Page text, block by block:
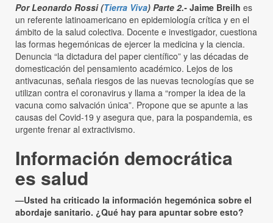
Por Leonardo Rossi (Tierra Viva) Parte 2.- Jaime Breilh es
un referente latinoamericano en epidemiología crítica y en el
ámbito de la salud colectiva. Docente e investigador, cuestiona
las formas hegemónicas de ejercer la medicina y la ciencia.
Denuncia “la dictadura del paper científico” y las décadas de
domesticación del pensamiento académico. Lejos de los
antivacunas, señala riesgos de las nuevas tecnologías que se
utilizan contra el coronavirus y llama a “romper la idea de la
vacuna como salvación única”. Propone que se apunte a las
causas del Covid-19 y asegura que, para la pospandemia, es
urgente frenar al extractivismo.
Información democrática
es salud
—Usted ha criticado la información hegemónica sobre el
abordaje sanitario. ¿Qué hay para apuntar sobre esto?